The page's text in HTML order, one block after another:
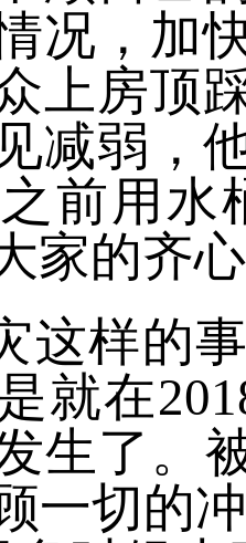
况，加
上房顶
减弱，
前用
家的齐
这样的
就在
生了。
一切的